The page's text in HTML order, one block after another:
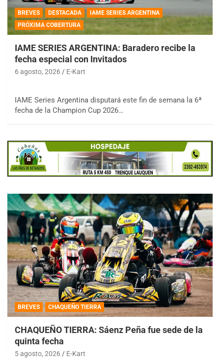
BREVES DESTACADA
IAME SERIES ARGENTINA
PRÓXIMA COBERTURA
IAME SERIES ARGENTINA: Baradero recibe la
fecha especial con Invitados
6 agosto, 2026 E-Kart
IAME Series Argentina disputará este fin de semana la 6ª
fecha de la Champion Cup 2026…
BREVES CHAQUEÑO TIERRA
CHAQUEÑO TIERRA: Sáenz Peña fue sede de la
quinta fecha
5 agosto, 2026 E-Kart